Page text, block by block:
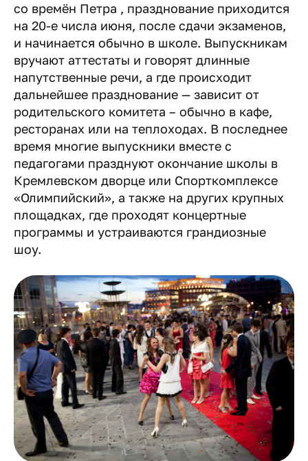
со времён Петра , празднование приходится
на 20-е числа июня, после сдачи экзаменов,
и начинается обычно в школе. Выпускникам
вручают аттестаты и говорят длинные
напутственные речи, а где происходит
дальнейшее празднование — зависит от
родительского комитета – обычно в кафе,
ресторанах или на теплоходах. В последнее
время многие выпускники вместе с
педагогами празднуют окончание школы в
Кремлевском дворце или Спорткомплексе
«Олимпийский», а также на других крупных
площадках, где проходят концертные
программы и устраиваются грандиозные
шоу.